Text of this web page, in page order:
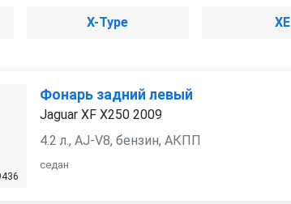
X-Type XE
Фонарь задний левый
Jaguar XF X250 2009
4.2 л., AJ-V8, бензин, АКПП
седан